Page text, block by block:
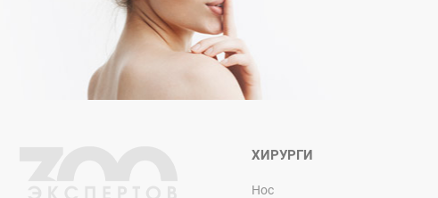
ХИРУРГИ
Нос